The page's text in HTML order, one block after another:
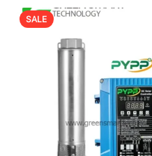
SALEPRODUCT
ON
SALE